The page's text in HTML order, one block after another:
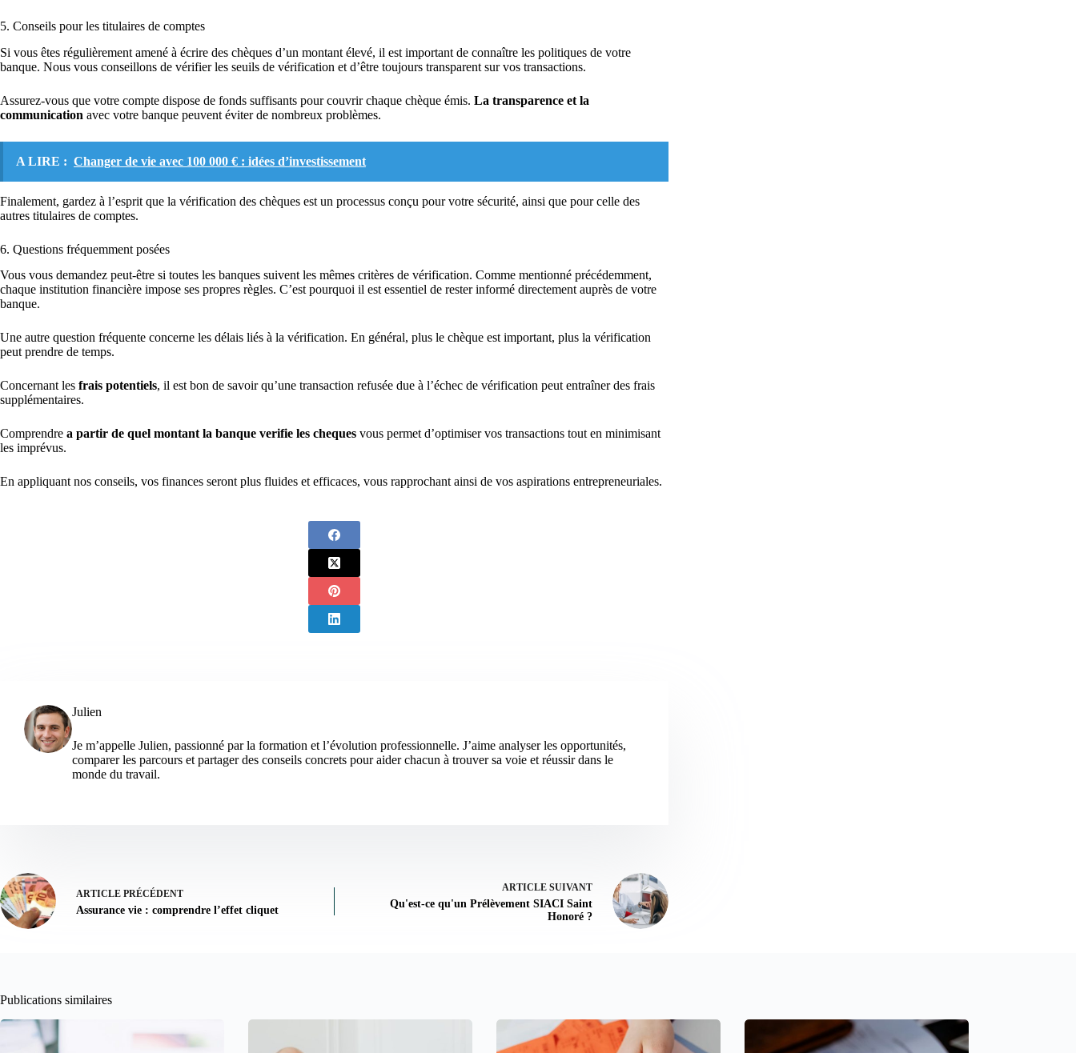
5. Conseils pour les titulaires de comptes
Si vous êtes régulièrement amené à écrire des chèques d’un montant élevé, il est important de connaître les politiques de votre
banque. Nous vous conseillons de vérifier les seuils de vérification et d’être toujours transparent sur vos transactions.
Assurez-vous que votre compte dispose de fonds suffisants pour couvrir chaque chèque émis. La transparence et la
communication avec votre banque peuvent éviter de nombreux problèmes.
A LIRE : Changer de vie avec 100 000 € : idées d’investissement
Finalement, gardez à l’esprit que la vérification des chèques est un processus conçu pour votre sécurité, ainsi que pour celle des
autres titulaires de comptes.
6. Questions fréquemment posées
Vous vous demandez peut-être si toutes les banques suivent les mêmes critères de vérification. Comme mentionné précédemment,
chaque institution financière impose ses propres règles. C’est pourquoi il est essentiel de rester informé directement auprès de votre
banque.
Une autre question fréquente concerne les délais liés à la vérification. En général, plus le chèque est important, plus la vérification
peut prendre de temps.
Concernant les frais potentiels, il est bon de savoir qu’une transaction refusée due à l’échec de vérification peut entraîner des frais
supplémentaires.
Comprendre a partir de quel montant la banque verifie les cheques vous permet d’optimiser vos transactions tout en minimisant
les imprévus.
En appliquant nos conseils, vos finances seront plus fluides et efficaces, vous rapprochant ainsi de vos aspirations entrepreneuriales.
Julien
Je m’appelle Julien, passionné par la formation et l’évolution professionnelle. J’aime analyser les opportunités,
comparer les parcours et partager des conseils concrets pour aider chacun à trouver sa voie et réussir dans le
monde du travail.
ARTICLE PRÉCÉDENT
Assurance vie : comprendre l’effet cliquet
ARTICLESUIVANT
Qu'est-ce qu'un Prélèvement SIACI Saint
Honoré ?
Publications similaires